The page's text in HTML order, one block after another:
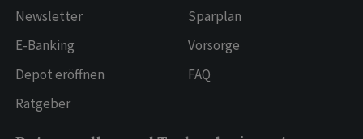
Newsletter
E-Banking
Depot eröffnen
Ratgeber
Sparplan
Vorsorge
FAQ